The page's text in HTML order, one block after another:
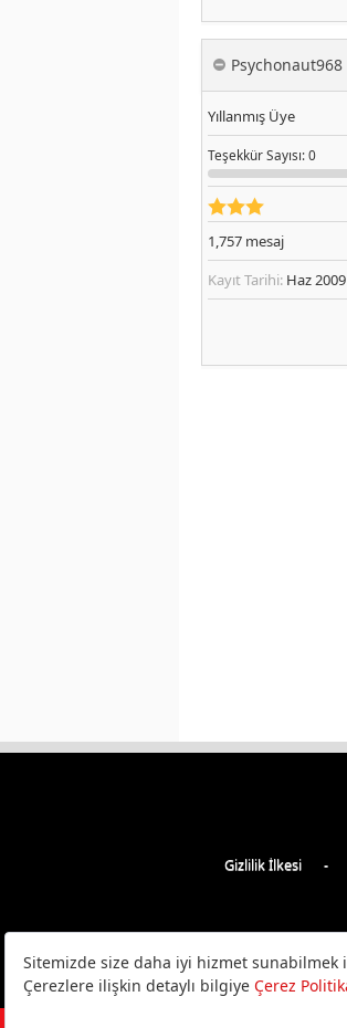
Psychonaut968
Yıllanmış Üye
TeşekkürSayısı: 0
1,757 mesaj
Kayıt Tarihi: Haz 2009
Gizlilik İlkesi